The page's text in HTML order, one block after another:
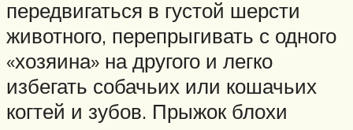
передвигаться в густой шерсти
животного, перепрыгивать с одного
«хозяина» на другого и легко
избегать собачьих или кошачьих
когтей и зубов. Прыжок блохи